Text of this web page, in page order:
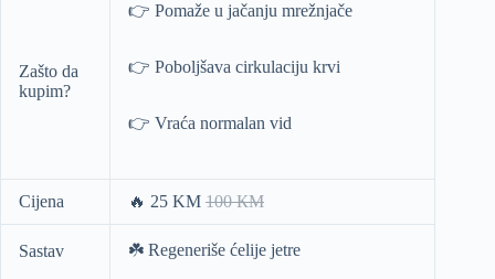
Zašto da
kupim?
👉 Pomaže u jačanju mrežnjače
👉 Poboljšava cirkulaciju krvi
👉 Vraća normalan vid
Cijena 🔥 25 KM 100 КМ
Sastav ☘️ Regeneriše ćelije jetre